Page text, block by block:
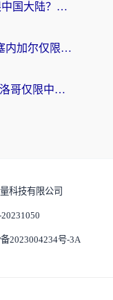
在海外看央视频世界杯仅限中国大陆？这篇指南帮你解锁中文解说+无卡顿直播
在海外看世界杯比利时 vs 塞内加尔仅限中国大陆？我找到了最流畅的中文解说之路
在国外看世界杯法国 VS 摩洛哥仅限中国大陆？海外党这样看中文解说赛事不卡顿
科技有限公司
2023004234号-3A